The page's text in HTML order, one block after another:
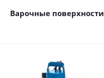
Варочные поверхности